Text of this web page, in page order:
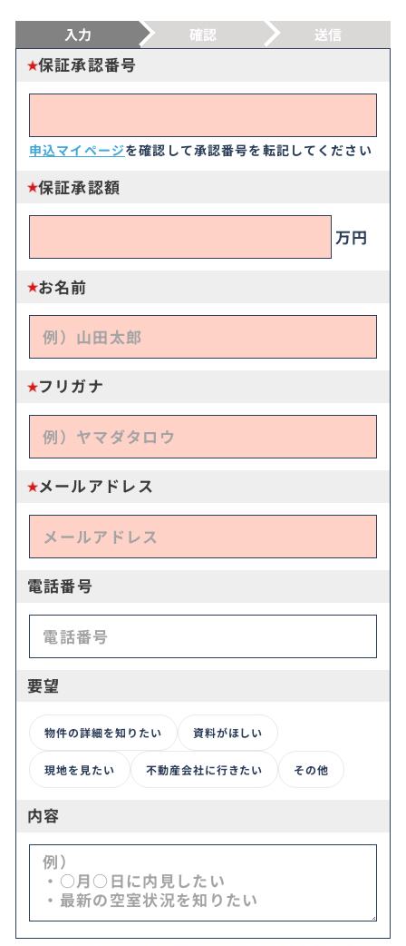
入力 確認 送信
保証承認番号
申込マイページを確認して承認番号を転記してください
保証承認額
万円
お名前
フリガナ
メールアドレス
電話番号
要望
物件の詳細を知りたい 資料がほしい
現地を見たい 不動産会社に行きたい その他
内容